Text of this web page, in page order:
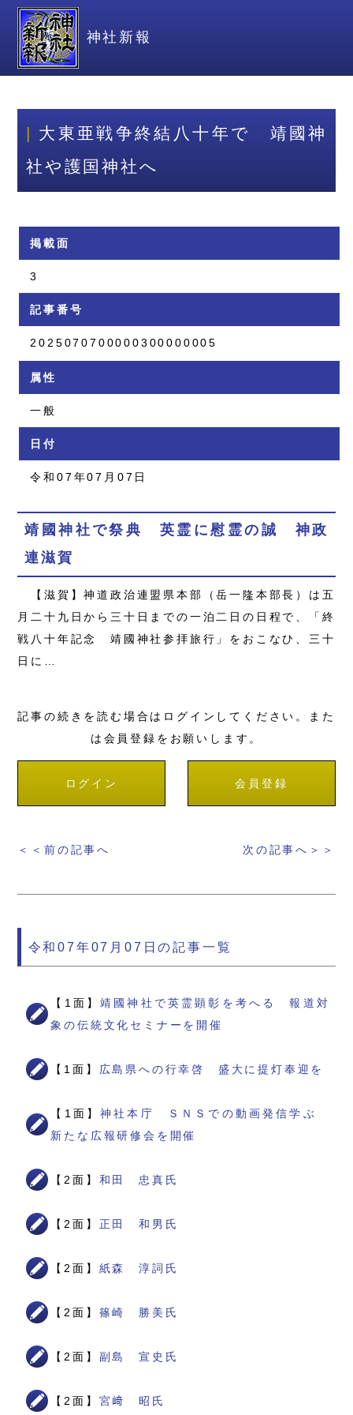
神社新報
大東亜戦争終結八十年で 靖國神
社や護国神社へ
掲載面
3
記事番号
2025070700000300000005
属性
一般
日付
令和07年07月07日
靖國神社で祭典 英霊に慰霊の誠 神政
連滋賀
【滋賀】神道政治連盟県本部（岳一隆本部長）は五
月二十九日から三十日までの一泊二日の日程で、「終
戦八十年記念 靖國神社参拝旅行」をおこなひ、三十
日に…
記事の続きを読む場合はログインしてください。また
は会員登録をお願いします。
ログイン 会員登録
＜＜前の記事へ 次の記事へ＞＞
令和07年07月07日の記事一覧
【1面】靖國神社で英霊顕彰を考へる 報道対
象の伝統文化セミナーを開催
【1面】 広島県への行幸啓 盛大に提灯奉迎を
【1面】神社本庁 ＳＮＳでの動画発信学ぶ
新たな広報研修会を開催
【2面】 和田 忠真氏
【2面】 正田 和男氏
【2面】 紙森 淳詞氏
【2面】 篠崎 勝美氏
【2面】 副島 宣史氏
【2面】 宮﨑 昭氏